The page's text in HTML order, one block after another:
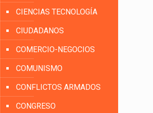
CIENCIAS TECNOLOGÍA
CIUDADANOS
COMERCIO-NEGOCIOS
COMUNISMO
CONFLICTOS ARMADOS
CONGRESO